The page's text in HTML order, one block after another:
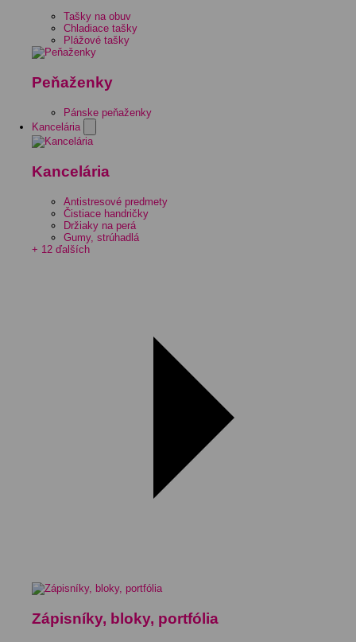
Tašky na obuv
Chladiace tašky
Plážové tašky
Peňaženky
Pánske peňaženky
Kancelária
Kancelária
Antistresové predmety
Čistiace handričky
Držiaky na perá
Gumy, strúhadlá
+ 12 ďalších
Zápisníky, bloky, portfólia